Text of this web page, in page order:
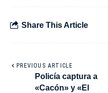
Share This Article
PREVIOUS ARTICLE
Policía captura a
«Cacón» y «El